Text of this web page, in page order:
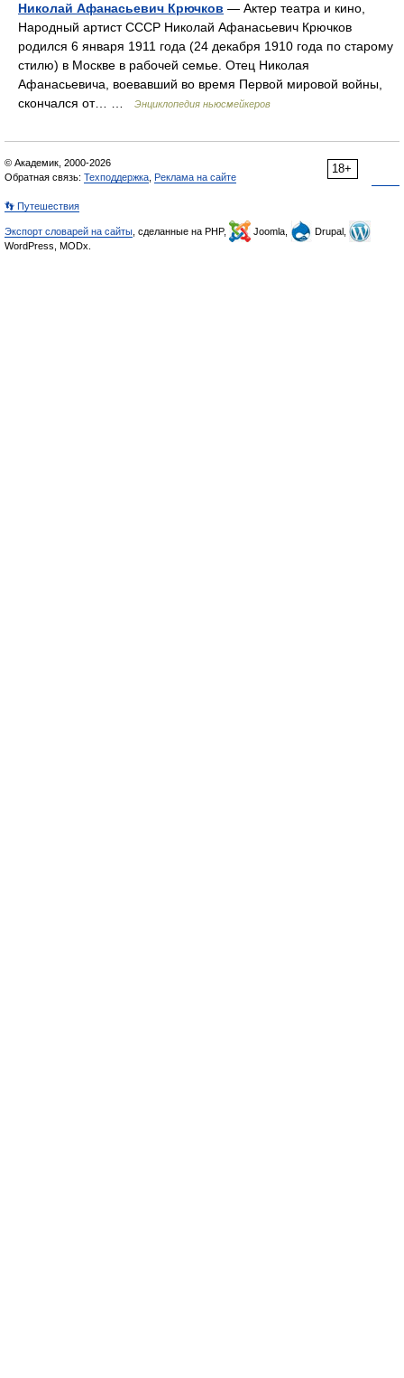
Николай Афанасьевич Крючков — Актер театра и кино,
Народный артист СССР Николай Афанасьевич Крючков
родился 6 января 1911 года (24 декабря 1910 года по старому
стилю) в Москве в рабочей семье. Отец Николая
Афанасьевича, воевавший во время Первой мировой войны,
скончался от… …
Энциклопедия ньюсмейкеров
18+
© Академик, 2000-2026
Обратная связь: Техподдержка Реклама на сайте
👣 Путешествия
Экспорт словарей на сайты , сделанные на PHP, Joomla,
Drupal,
WordPress, MODx.